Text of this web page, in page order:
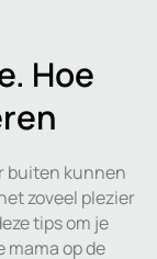
Hoe
buiten kunnen
zoveel plezier
tips om je
mama op de